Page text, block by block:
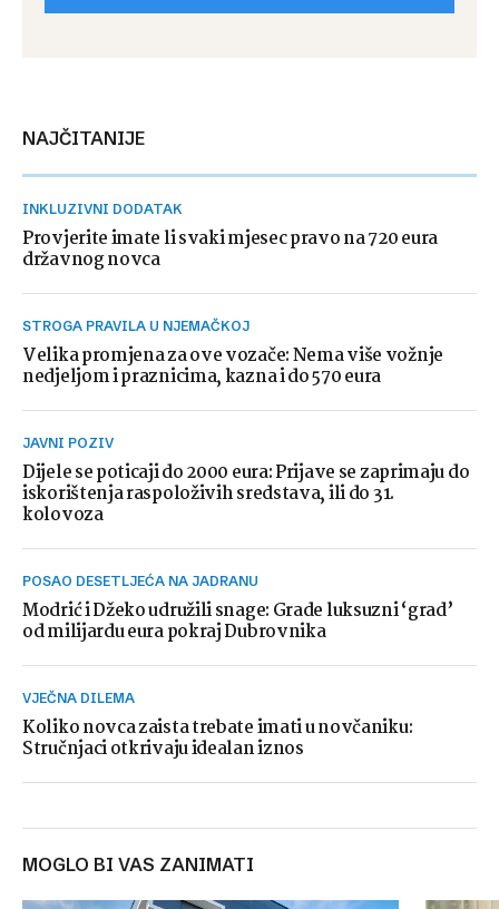
NAJČITANIJE
INKLUZIVNI DODATAK
Provjerite imate li svaki mjesec pravo na 720 eura
državnog novca
STROGA PRAVILA U NJEMAČKOJ
Velika promjena za ove vozače: Nema više vožnje
nedjeljom i praznicima, kazna i do 570 eura
JAVNI POZIV
Dijele se poticaji do 2000 eura: Prijave se zaprimaju do
iskorištenja raspoloživih sredstava, ili do 31.
kolovoza
POSAO DESETLJEĆA NA JADRANU
Modrić i Džeko udružili snage: Grade luksuzni ‘grad’
od milijardu eura pokraj Dubrovnika
VJEČNA DILEMA
Koliko novca zaista trebate imati u novčaniku:
Stručnjaci otkrivaju idealan iznos
MOGLO BI VAS ZANIMATI